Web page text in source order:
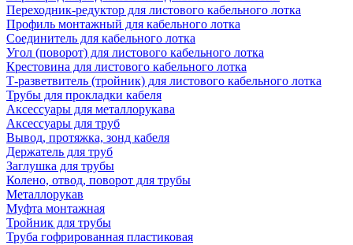
Переходник-редуктор для листового кабельного лотка
Профиль монтажный для кабельного лотка
Соединитель для кабельного лотка
Угол (поворот) для листового кабельного лотка
Крестовина для листового кабельного лотка
Т-разветвитель (тройник) для листового кабельного лотка
Трубы для прокладки кабеля
Аксессуары для металлорукава
Аксессуары для труб
Вывод, протяжка, зонд кабеля
Держатель для труб
Заглушка для трубы
Колено, отвод, поворот для трубы
Металлорукав
Муфта монтажная
Тройник для трубы
Труба гофрированная пластиковая